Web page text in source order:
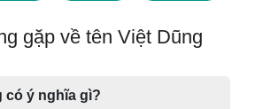
gặp về tên Việt Dũng
có ý nghĩa gì?